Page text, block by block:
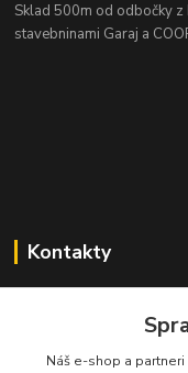
Sklad 500m od odbočky z
stavebninami Garaj a
Kontakty
045/671 63 50
Náš e-shop a